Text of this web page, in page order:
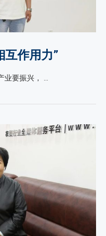
互作用力”
业要振兴， …